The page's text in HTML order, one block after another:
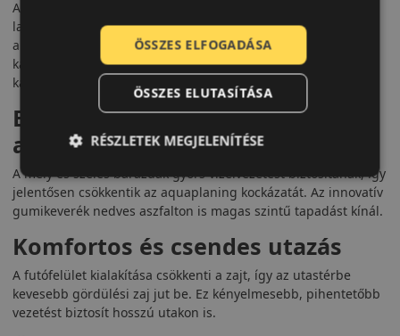
A Scorpion Winter irányított futófelületet kapott, amely sűrű
lamellázattal biztosítja a maximális kapaszkodóéleket. Ezáltal
a gumi havas és jeges úton rövidebb fékutat és stabil
kanyarodást nyújt. A széles vállblokkok növelik a tapadást a
kanyarokban.
Biztonság nedves utakon és
aquaplaning védelem
A mély és széles barázdák gyors vízelvezetést biztosítanak, így
jelentősen csökkentik az aquaplaning kockázatát. Az innovatív
gumikeverék nedves aszfalton is magas szintű tapadást kínál.
Komfortos és csendes utazás
A futófelület kialakítása csökkenti a zajt, így az utastérbe
kevesebb gördülési zaj jut be. Ez kényelmesebb, pihentetőbb
vezetést biztosít hosszú utakon is.
ÖSSZES ELFOGADÁSA
ÖSSZES ELUTASÍTÁSA
RÉSZLETEK MEGJELENÍTÉSE